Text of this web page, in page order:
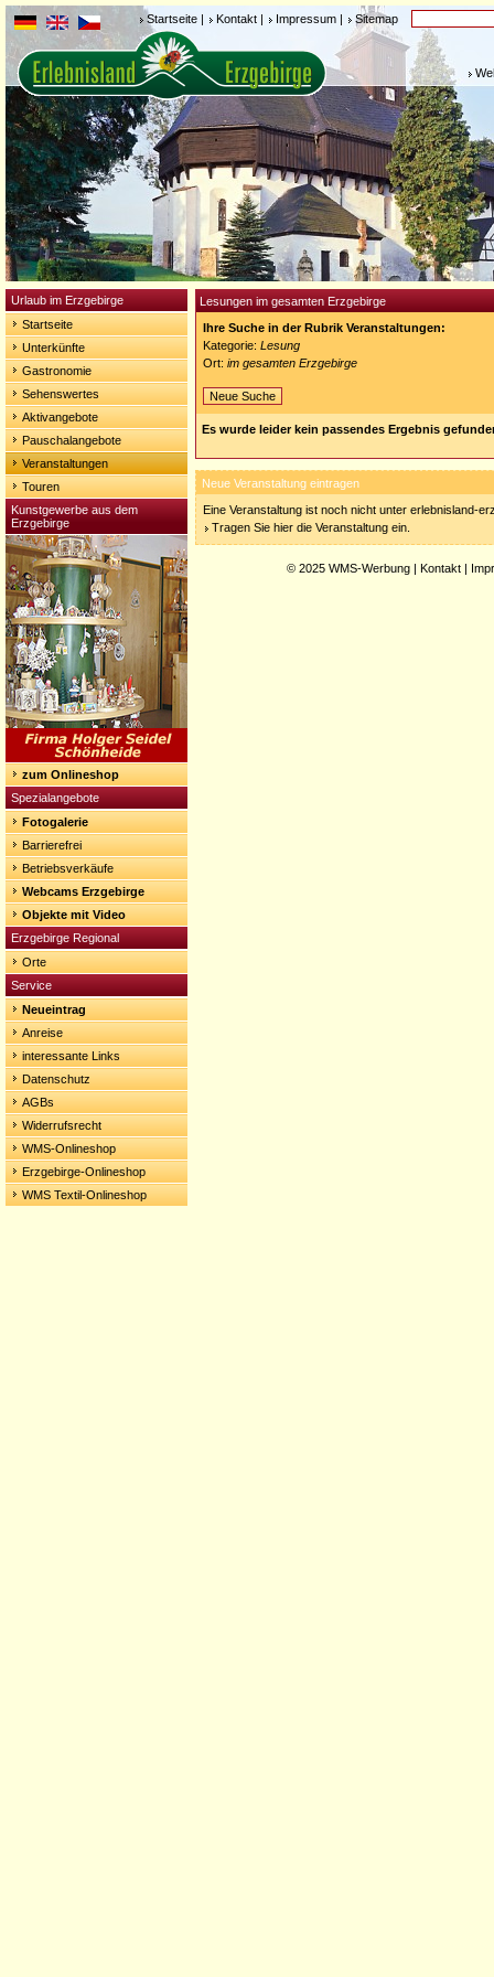
Startseite | Kontakt | Impressum | Sitemap
Urlaub im Erzgebirge
Startseite
Unterkünfte
Gastronomie
Sehenswertes
Aktivangebote
Pauschalangebote
Veranstaltungen
Touren
Kunstgewerbe aus dem
Erzgebirge
zum Onlineshop
Spezialangebote
Fotogalerie
Barrierefrei
Betriebsverkäufe
Webcams Erzgebirge
Objekte mit Video
Erzgebirge Regional
Orte
Service
Neueintrag
Anreise
interessante Links
Datenschutz
AGBs
Widerrufsrecht
WMS-Onlineshop
Erzgebirge-Onlineshop
WMS Textil-Onlineshop
Lesungen im gesamten Erzgebirge
Ihre Suche in der Rubrik Veranstaltungen:
Kategorie: Lesung
Ort: im gesamten Erzgebirge
Neue Suche
Es wurde leider kein passendes Ergebnis
Neue Veranstaltung eintragen
Eine Veranstaltung ist noch nicht unter erlebnisland-
Tragen Sie hier die Veranstaltung ein.
© 2025 WMS-Werbung | Kontakt |